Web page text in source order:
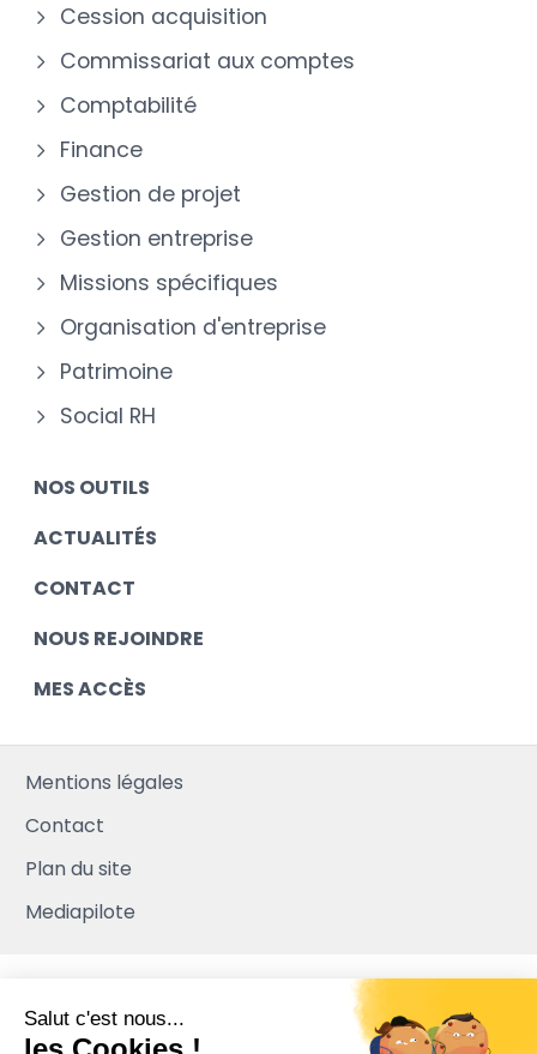
Cession acquisition
Commissariat aux comptes
Comptabilité
Finance
Gestion de projet
Gestion entreprise
Missions spécifiques
Organisation d'entreprise
Patrimoine
Social RH
NOS OUTILS
ACTUALITÉS
CONTACT
NOUS REJOINDRE
MES ACCÈS
Mentions légales
Contact
Plan du site
Mediapilote
Salut c'est nous...